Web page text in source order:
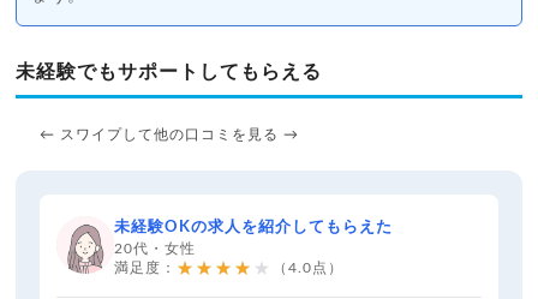
未経験でもサポートしてもらえる
← スワイプして他の口コミを見る →
未経験OKの求人を紹介してもらえた
20代・女性
満足度： ★★★★★ （4.0点）